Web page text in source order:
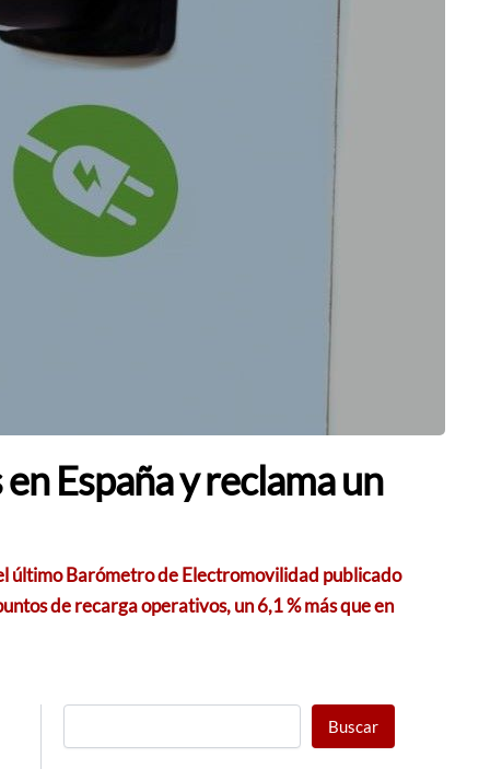
España y reclama un
último Barómetro de Electromovilidad publicado
de recarga operativos, un 6,1 % más que en
Buscar